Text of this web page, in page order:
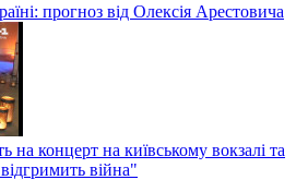
прогноз від Олексія Арестовича
концерт на київському вокзалі та
війна"